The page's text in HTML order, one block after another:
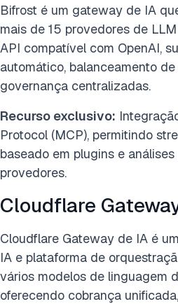
Bifrost é um gateway de IA
mais de 15 provedores de
API compatível com OpenAI,
automático, balanceamento
governança centralizadas.
Recurso exclusivo:
Protocol (MCP), permitindo
baseado em plugins e
provedores.
Cloudflare
Cloudflare Gateway de IA é
IA e plataforma de
vários modelos de linguagem
oferecendo cobrança